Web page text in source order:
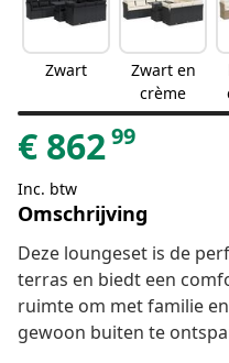
Zwart
Zwart en
crème
€ 86299
Inc. btw
Omschrijving
Deze loungeset is de
terras en biedt een
ruimte om met familie
gewoon buiten te